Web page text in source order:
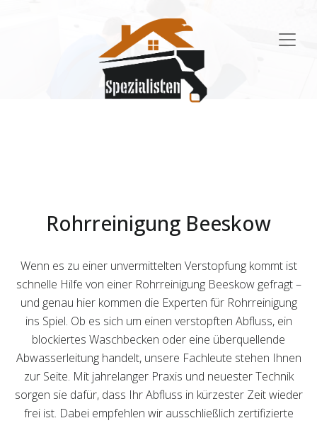
Rohrreinigung Beeskow
Wenn es zu einer unvermittelten Verstopfung kommt ist
schnelle Hilfe von einer Rohrreinigung Beeskow gefragt –
und genau hier kommen die Experten für Rohrreinigung
ins Spiel. Ob es sich um einen verstopften Abfluss, ein
blockiertes Waschbecken oder eine überquellende
Abwasserleitung handelt, unsere Fachleute stehen Ihnen
zur Seite. Mit jahrelanger Praxis und neuester Technik
sorgen sie dafür, dass Ihr Abfluss in kürzester Zeit wieder
frei ist. Dabei empfehlen wir ausschließlich zertifizierte